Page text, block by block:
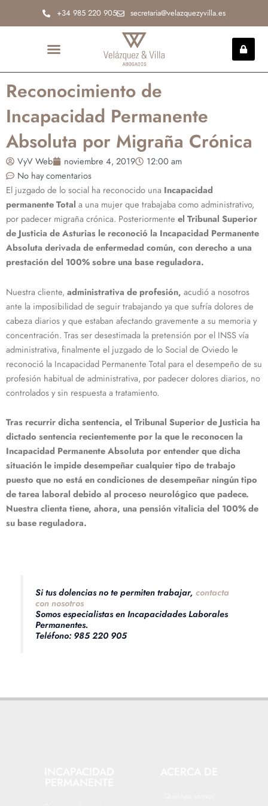
+34 985 220 905 secretaria@velazquezyvilla.es
Reconocimiento de
Incapacidad Permanente
Absoluta por Migraña Crónica
VyV Web noviembre 4, 2019
12:00 am
No hay comentarios
El juzgado de lo social ha reconocido una Incapacidad
permanente Total a una mujer que trabajaba como administrativo,
por padecer migraña crónica. Posteriormente el Tribunal Superior
de Justicia de Asturias le reconoció la Incapacidad Permanente
Absoluta derivada de enfermedad común, con derecho a una
prestación del 100% sobre una base reguladora.
Nuestra cliente, administrativa de profesión, acudió a nosotros
ante la imposibilidad de seguir trabajando ya que sufría dolores de
cabeza diarios y que estaban afectando gravemente a su memoria y
concentración. Tras ser desestimada la pretensión por el INSS vía
administrativa, finalmente el juzgado de lo Social de Oviedo le
reconoció la Incapacidad Permanente Total para el desempeño de su
profesión habitual de administrativa, por padecer dolores diarios, no
controlados y sin respuesta a tratamiento.
Tras recurrir dicha sentencia, el Tribunal Superior de Justicia ha
dictado sentencia recientemente por la que le reconocen la
Incapacidad Permanente Absoluta por entender que dicha
situación le impide desempeñar cualquier tipo de trabajo
puesto que no está en condiciones de desempeñar ningún tipo
de tarea laboral debido al proceso neurológico que padece.
Nuestra clienta tiene, ahora, una pensión vitalicia del 100% de
su base reguladora.
Si tus dolencias no te permiten trabajar,contacta
con nosotros
Somos especialistas en Incapacidades Laborales
Permanentes.
Teléfono: 985 220 905